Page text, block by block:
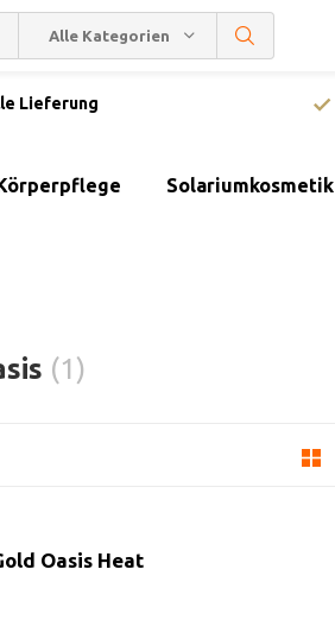
Alle Kategorien
Lieferung
Solariumkosmetik
(1)
Oasis Heat